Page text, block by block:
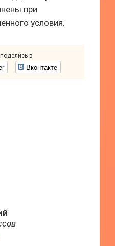
при
условия.
в
Вконтакте